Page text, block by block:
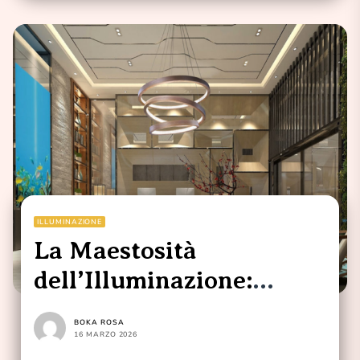
ILLUMINAZIONE
La Maestosità
dell’Illuminazione:
Lampadario
Contemporaneo Oversize
BOKA ROSA
16 MARZO 2026